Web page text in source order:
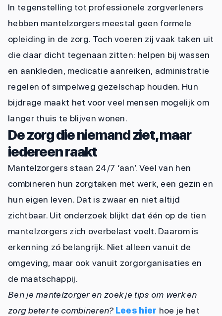
In tegenstelling tot professionele zorgverleners
hebben mantelzorgers meestal geen formele
opleiding in de zorg. Toch voeren zij vaak taken uit
die daar dicht tegenaan zitten: helpen bij wassen
en aankleden, medicatie aanreiken, administratie
regelen of simpelweg gezelschap houden. Hun
bijdrage maakt het voor veel mensen mogelijk om
langer thuis te blijven wonen.
De zorg die niemand ziet, maar
iedereen raakt
Mantelzorgers staan 24/7 ‘aan’. Veel van hen
combineren hun zorgtaken met werk, een gezin en
hun eigen leven. Dat is zwaar en niet altijd
zichtbaar. Uit onderzoek blijkt dat één op de tien
mantelzorgers zich overbelast voelt. Daarom is
erkenning zó belangrijk. Niet alleen vanuit de
omgeving, maar ook vanuit zorgorganisaties en
de maatschappij.
Ben je mantelzorger en zoek je tips om werk en
zorg beter te combineren? Lees hier hoe je het